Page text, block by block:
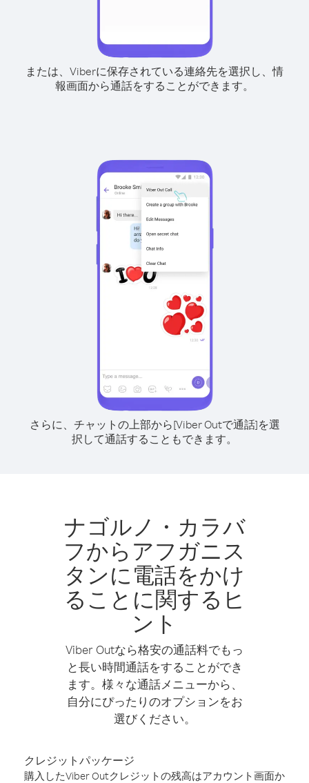
または、Viberに保存されている連絡先を選択し、情
報画面から通話をすることができます。
さらに、チャットの上部から[Viber Outで通話]を選
択して通話することもできます。
ナゴルノ・カラバ
フからアフガニス
タンに電話をかけ
ることに関するヒ
ント
Viber Outなら格安の通話料でもっ
と長い時間通話をすることができ
ます。様々な通話メニューから、
自分にぴったりのオプションをお
選びください。
クレジットパッケージ
購入したViber Outクレジットの残高はアカウント画面か